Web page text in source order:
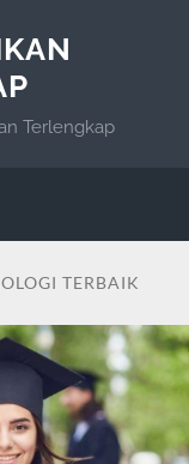
Terlengkap
TERBAIK